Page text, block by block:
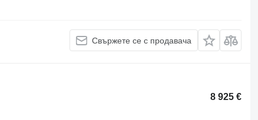
Свържете се с продавача
8 925 €